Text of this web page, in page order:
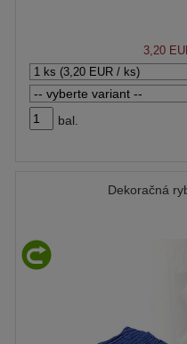
3,20
bal.
Dekoračná